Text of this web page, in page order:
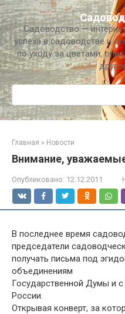
Перейти
к
контентуСадоводство —
успеха в садоводстве и
по уходу за цветами,
Поиск:
Главная » Новости
Внимание,
Опубликовано: 12.12.2011
В последнее время
председатели
получать письма под
объединениям
Государственной Думы и
России.
Открывая конверт, за